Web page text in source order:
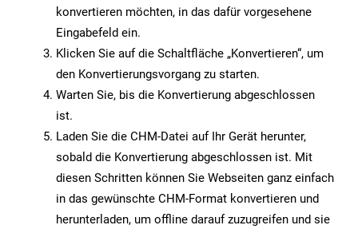
konvertieren möchten, in das dafür vorgesehene
Eingabefeld ein.
Klicken Sie auf die Schaltfläche „Konvertieren“, um
den Konvertierungsvorgang zu starten.
Warten Sie, bis die Konvertierung abgeschlossen
ist.
Laden Sie die CHM-Datei auf Ihr Gerät herunter,
sobald die Konvertierung abgeschlossen ist. Mit
diesen Schritten können Sie Webseiten ganz einfach
in das gewünschte CHM-Format konvertieren und
herunterladen, um offline darauf zuzugreifen und sie